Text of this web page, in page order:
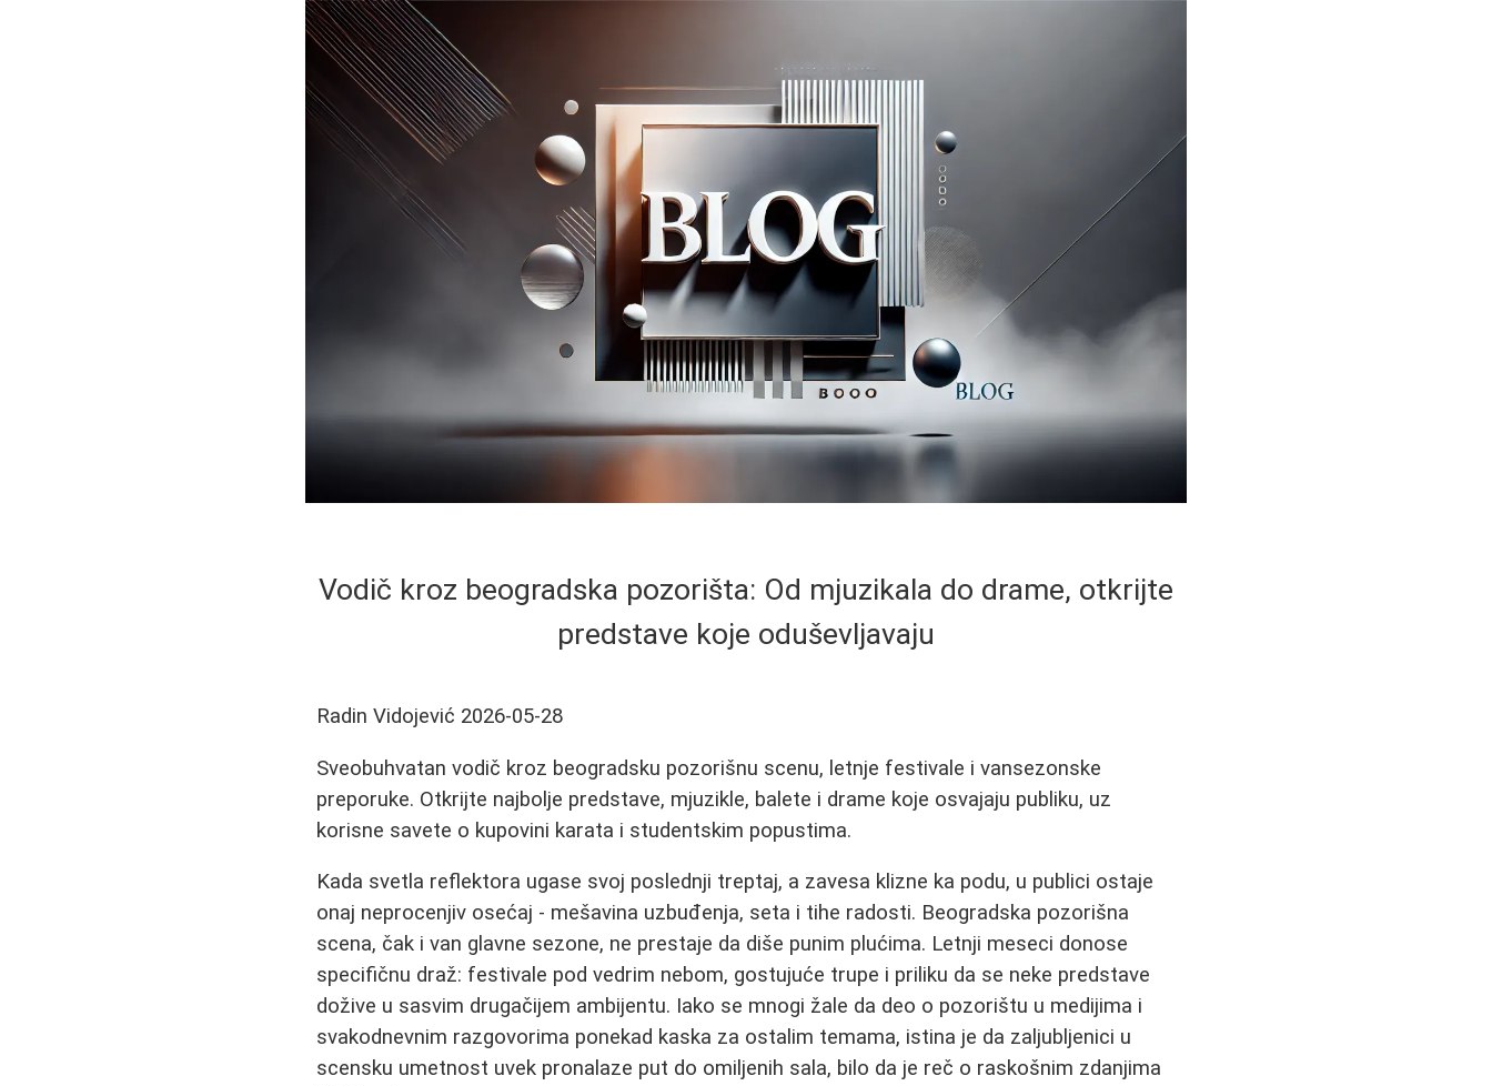
Vodič kroz beogradska pozorišta: Od mjuzikala do drame, otkrijte
predstave koje oduševljavaju
Radin Vidojević 2026-05-28
Sveobuhvatan vodič kroz beogradsku pozorišnu scenu, letnje festivale i vansezonske
preporuke. Otkrijte najbolje predstave, mjuzikle, balete i drame koje osvajaju publiku, uz
korisne savete o kupovini karata i studentskim popustima.
Kada svetla reflektora ugase svoj poslednji treptaj, a zavesa klizne ka podu, u publici ostaje
onaj neprocenjiv osećaj - mešavina uzbuđenja, seta i tihe radosti. Beogradska pozorišna
scena, čak i van glavne sezone, ne prestaje da diše punim plućima. Letnji meseci donose
specifičnu draž: festivale pod vedrim nebom, gostujuće trupe i priliku da se neke predstave
dožive u sasvim drugačijem ambijentu. Iako se mnogi žale da deo o pozorištu u medijima i
svakodnevnim razgovorima ponekad kaska za ostalim temama, istina je da zaljubljenici u
scensku umetnost uvek pronalaze put do omiljenih sala, bilo da je reč o raskošnim zdanjima